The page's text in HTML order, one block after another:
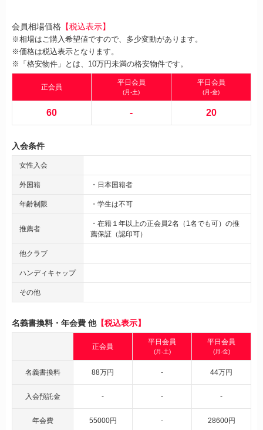
会員相場価格 【税込表示】
※相場はご購入希望値ですので、多少変動があります。
※価格は税込表示となります。
※「格安物件」とは、10万円未満の格安物件です。
正会員
平日会員
(月-土)
平日会員
(月-金)
60 - 20
入会条件
女性入会
外国籍 ・日本国籍者
年齢制限 ・学生は不可
推薦者
・在籍１年以上の正会員2名（1名でも可）の推
薦保証（認印可）
他クラブ
ハンディキャップ
その他
名義書換料・年会費 他【税込表示】
正会員
平日会員
(月-土)
平日会員
(月-金)
名義書換料 88万円 - 44万円
入会預託金 - - -
年会費 55000円 - 28600円